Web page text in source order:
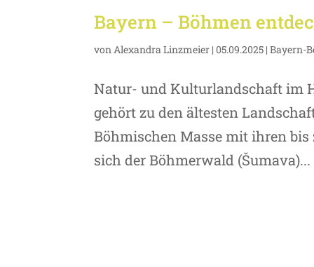
Bayern – Böhmen
vonAlexandra Linzmeier |05.09.2025 |Bayern-
Natur- und Kulturlandschaft im
gehört zu den ältesten
Böhmischen Masse mit ihren
sich der Böhmerwald (Šumava)...